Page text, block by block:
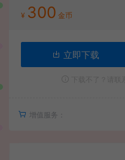
¥ 300 金币
立即下载
增值服务：